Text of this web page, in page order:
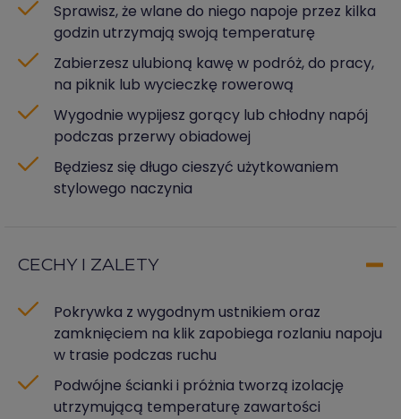
Sprawisz, że wlane do niego napoje przez kilka
godzin utrzymają swoją temperaturę
Zabierzesz ulubioną kawę w podróż, do pracy,
na piknik lub wycieczkę rowerową
Wygodnie wypijesz gorący lub chłodny napój
podczas przerwy obiadowej
Będziesz się długo cieszyć użytkowaniem
stylowego naczynia
CECHY I ZALETY
Pokrywka z wygodnym ustnikiem oraz
zamknięciem na klik zapobiega rozlaniu napoju
w trasie podczas ruchu
Podwójne ścianki i próżnia tworzą izolację
utrzymującą temperaturę zawartości